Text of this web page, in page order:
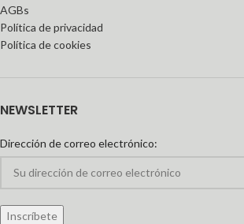
AGBs
Política de privacidad
Política de cookies
NEWSLETTER
Dirección de correo electrónico: